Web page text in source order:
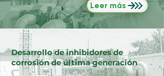
Leer más
Desarrollo de inhibidores de
corrosión de última generación